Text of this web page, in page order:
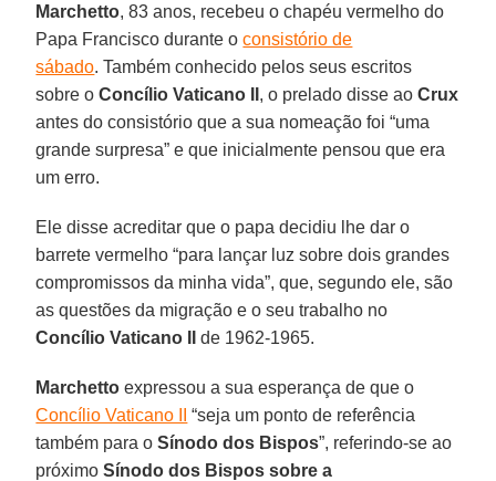
Marchetto, 83 anos, recebeu o chapéu vermelho do
Papa Francisco durante oconsistório de
sábado. Também conhecido pelos seus escritos
sobre oConcílio Vaticano II , o prelado disse aoCrux
antes do consistório que a sua nomeação foi “uma
grande surpresa” e que inicialmente pensou que era
um erro.
Ele disse acreditar que o papa decidiu lhe dar o
barrete vermelho “para lançar luz sobre dois grandes
compromissos da minha vida”, que, segundo ele, são
as questões da migração e o seu trabalho no
Concílio Vaticano II
de 1962-1965.
Marchetto expressou a sua esperança de que o
Concílio Vaticano II
“seja um ponto de referência
também para oSínodo dos Bispos”, referindo-se ao
próximoSínodo dos Bispos sobre a